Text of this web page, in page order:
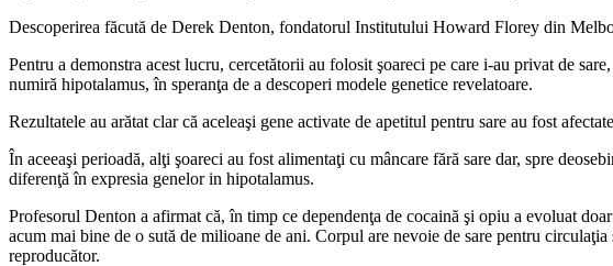
Descoperirea făcută de Derek Denton, fondatorul Institutului Howard Florey din
Pentru a demonstra acest lucru, cercetătorii au folosit şoareci pe care i-au privat de
numiră hipotalamus, în speranţa de a descoperi modele genetice revelatoare.
Rezultatele au arătat clar că aceleaşi gene activate de apetitul pentru sare au fost
În aceeaşi perioadă, alţi şoareci au fost alimentaţi cu mâncare fără sare dar, spre
diferenţă în expresia genelor in hipotalamus.
Profesorul Denton a afirmat că, în timp ce dependenţa de cocaină şi opiu a evoluat
acum mai bine de o sută de milioane de ani. Corpul are nevoie de sare pentru
reproducător.